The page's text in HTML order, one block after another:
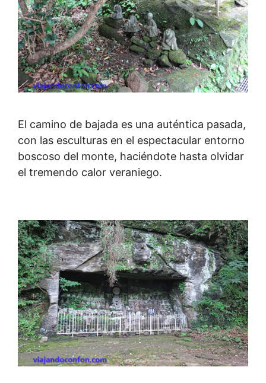
El camino de bajada es una auténtica pasada,
con las esculturas en el espectacular entorno
boscoso del monte, haciéndote hasta olvidar
el tremendo calor veraniego.